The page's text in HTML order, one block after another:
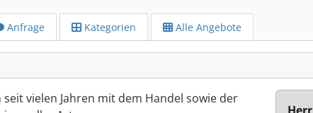
Anfrage Kategorien Alle Angebote
vielen Jahren mit dem Handel sowie der